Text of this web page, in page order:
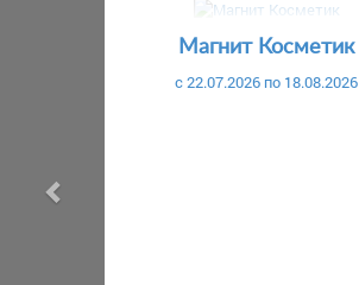
Магнит Косметик
c 22.07.2026 по 18.08.2026